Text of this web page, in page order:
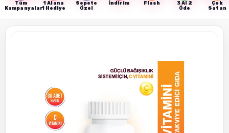
Tüm
Kampanyalar
1 Alana
1 Hediye
Sepete
Özel
İndirim Flash
3 Al 2
Öde
Çok
Satan